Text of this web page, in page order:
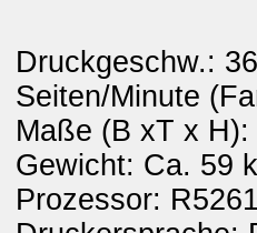
Druckgeschw.:
Seiten/Minute
Maße (B xT x
Gewicht: Ca. 59
Prozessor: